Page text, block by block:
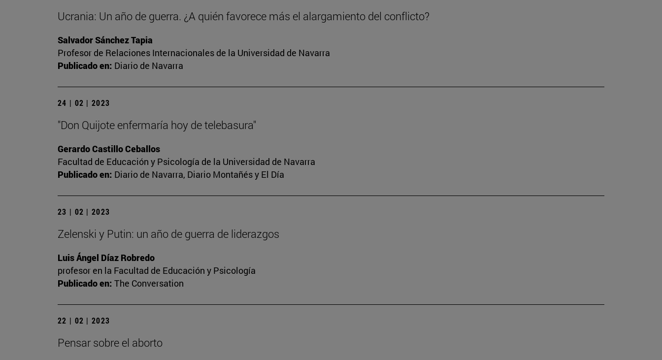
Ucrania: Un año de guerra. ¿A quién favorece más el alargamiento del conflicto?
Salvador Sánchez Tapia
Profesor de Relaciones Internacionales de la Universidad de Navarra
Publicado en: Diario de Navarra
24 | 02 | 2023
"Don Quijote enfermaría hoy de telebasura"
Gerardo Castillo Ceballos
Facultad de Educación y Psicología de la Universidad de Navarra
Publicado en: Diario de Navarra, Diario Montañés y El Día
23 | 02 | 2023
Zelenski y Putin: un año de guerra de liderazgos
Luis Ángel Díaz Robredo
profesor en la Facultad de Educación y Psicología
Publicado en: The Conversation
22 | 02 | 2023
Pensar sobre el aborto